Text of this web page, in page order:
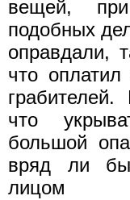
вещей,
подобных
оправдали,
что
что
большой
вряд ли
лицом